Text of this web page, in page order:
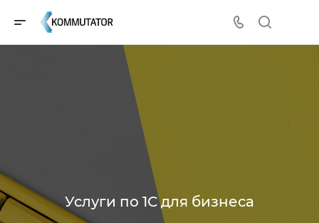
Услуги по 1С для бизнеса